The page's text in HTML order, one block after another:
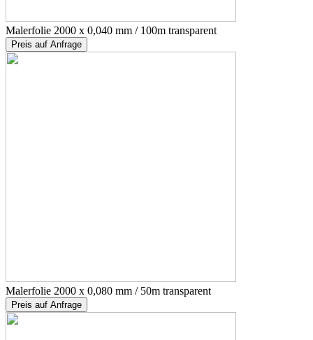
Malerfolie 2000 x 0,040 mm / 100m transparent
Preis auf Anfrage
Malerfolie 2000 x 0,080 mm / 50m transparent
Preis auf Anfrage